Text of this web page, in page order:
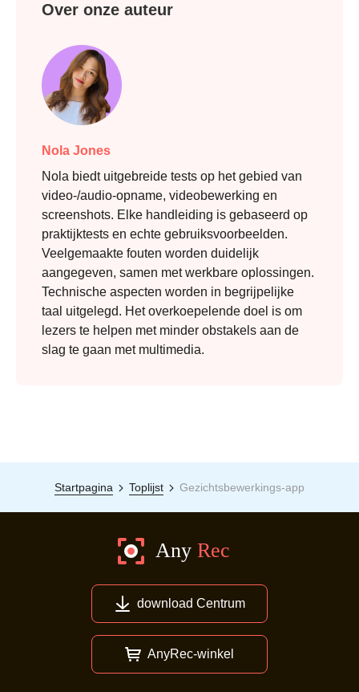
Over onze auteur
Nola Jones
Nola biedt uitgebreide tests op het gebied van
video-/audio-opname, videobewerking en
screenshots. Elke handleiding is gebaseerd op
praktijktests en echte gebruiksvoorbeelden.
Veelgemaakte fouten worden duidelijk
aangegeven, samen met werkbare oplossingen.
Technische aspecten worden in begrijpelijke
taal uitgelegd. Het overkoepelende doel is om
lezers te helpen met minder obstakels aan de
slag te gaan met multimedia.
Startpagina Toplijst Gezichtsbewerkings-app
download Centrum
AnyRec-winkel